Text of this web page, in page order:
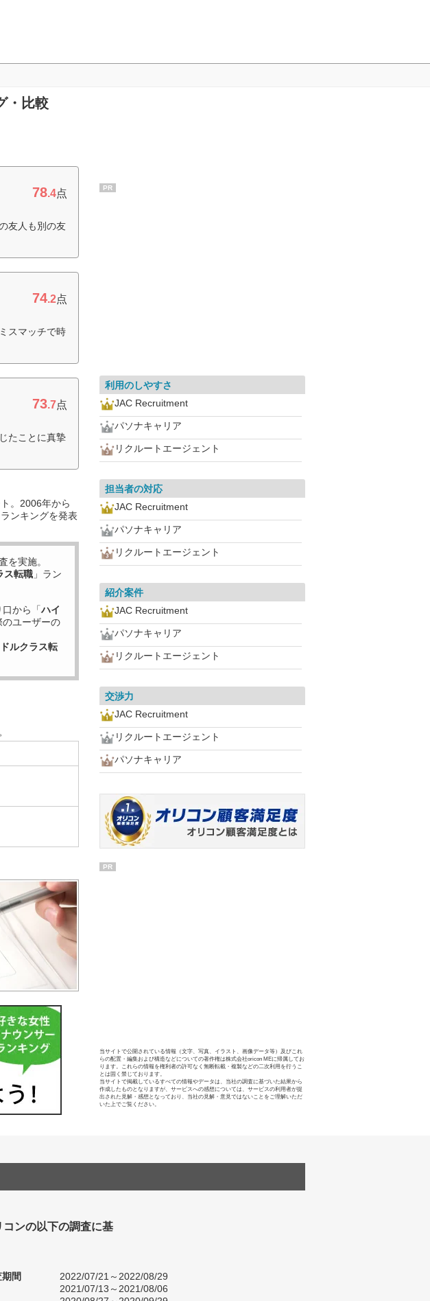
・比較
78.4点
友人も別の友
74.2点
スマッチで時
73.7点
たことに真摯
。2006年から
ンキングを発表
を実施。
ス転職 」ラン
口から「ハイ
のユーザーの
ルクラス転
PR
利用のしやすさ
JAC Recruitment
パソナキャリア
リクルートエージェント
担当者の対応
JAC Recruitment
パソナキャリア
リクルートエージェント
紹介案件
JAC Recruitment
パソナキャリア
リクルートエージェント
交渉力
JAC Recruitment
リクルートエージェント
パソナキャリア
PR
当サイトで公開されている情報（文字、写真、イラスト、画像データ等）及びこれ
らの配置・編集および構造などについての著作権は株式会社oricon MEに帰属してお
ります。これらの情報を権利者の許可なく無断転載・複製などの二次利用を行うこ
とは固く禁じております。
当サイトで掲載しているすべての情報やデータは、当社の調査に基づいた結果から
作成したものとなりますが、サービスへの感想については、サービスの利用者が提
出された見解・感想となっており、当社の見解・意見ではないことをご理解いただ
いた上でご覧ください。
ンの以下の調査に基
間
2022/07/21～2022/08/29
2021/07/13～2021/08/06